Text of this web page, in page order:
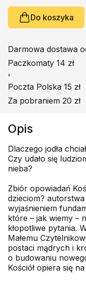
Do koszyka
Darmowa dostawa
Paczkomaty 14 zł
'
Poczta Polska 15 zł
Za pobraniem 20 zł
Opis
Dlaczego jodła
Czy udało się
nieba?
Zbiór opowiadań
dzieciom?
wyjaśnieniem
które – jak wiemy –
kłopotliwe pytania.
Małemu
postaci mądrych i
o budowaniu
Kościół opiera się